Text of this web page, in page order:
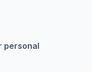
personal